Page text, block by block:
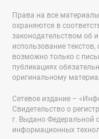
Права на все
охраняются в
законодательством об
использование
возможно только с
публикациях
оригинальному
Сетевое издание –
Свидетельство о
г. Выдано Федеральной
информационных